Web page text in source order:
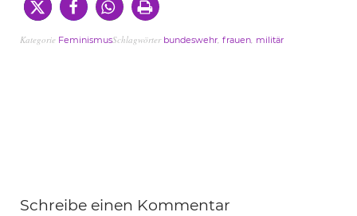
Kategorie FeminismusSchlagwörter bundeswehr, frauen, militär
Schreibe einen Kommentar